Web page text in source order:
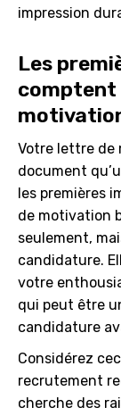
impression
Les
comptent
Votre lettre de
document
les premières
de motivation
seulement,
candidature.
votre
qui peut être
candidature
Considérez
recrutement
cherche des